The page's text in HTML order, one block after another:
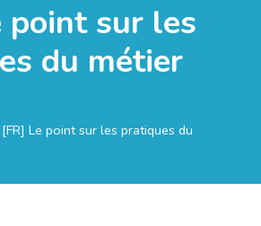
point sur les
du métier
[FR] Le point sur les pratiques du